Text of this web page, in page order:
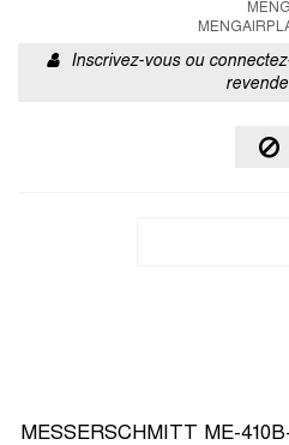
MENG
Inscrivez-vous ou
MESSERSCHMITT ME-